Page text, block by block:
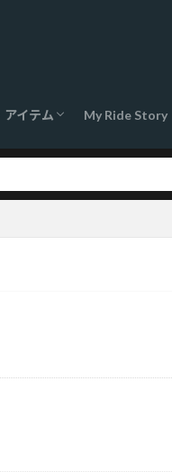
アイテム
ッズ
My Ride Story